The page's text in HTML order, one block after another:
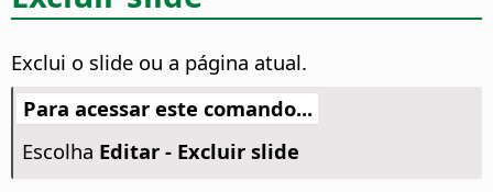
Exclui o slide ou a página atual.
Para acessar este comando...
Escolha Editar - Excluir slide